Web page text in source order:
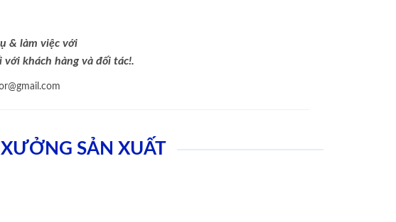
& làm việc với
với khách hàng và đối tác!.
SẢN XUẤT